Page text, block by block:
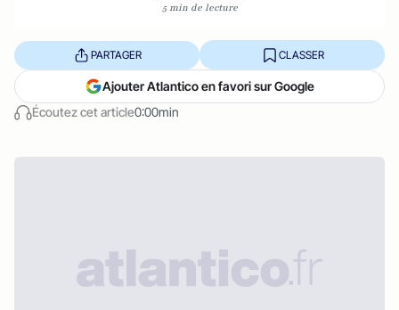
5 min de lecture
Écoutez cet article0:00min
PARTAGER CLASSER
Ajouter Atlantico en favori sur Google